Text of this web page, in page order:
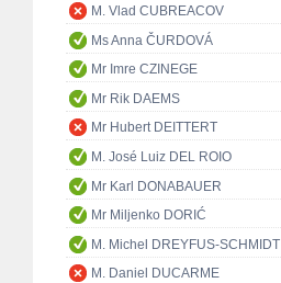
M. Vlad CUBREACOV
Ms Anna ČURDOVÁ
Mr Imre CZINEGE
Mr Rik DAEMS
Mr Hubert DEITTERT
M. José Luiz DEL ROIO
Mr Karl DONABAUER
Mr Miljenko DORIĆ
M. Michel DREYFUS-SCHMIDT
M. Daniel DUCARME